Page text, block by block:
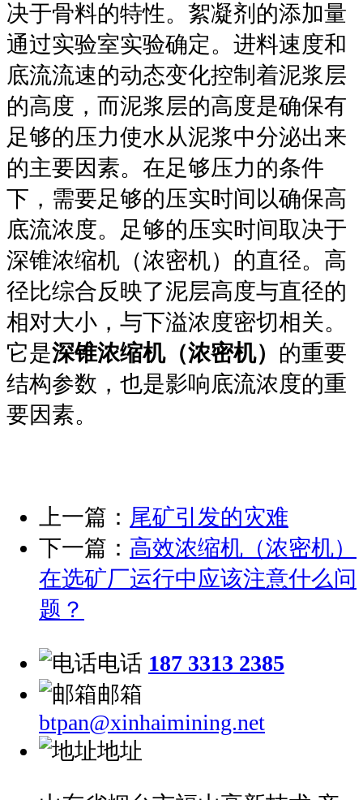
决于骨料的特性。絮凝剂的添加量
通过实验室实验确定。进料速度和
底流流速的动态变化控制着泥浆层
的高度，而泥浆层的高度是确保有
足够的压力使水从泥浆中分泌出来
的主要因素。在足够压力的条件
下，需要足够的压实时间以确保高
底流浓度。足够的压实时间取决于
深锥浓缩机（浓密机）的直径。高
径比综合反映了泥层高度与直径的
相对大小，与下溢浓度密切相关。
它是深锥浓缩机（浓密机） 的重要
结构参数，也是影响底流浓度的重
要因素。
上一篇： 尾矿引发的灾难
下一篇： 高效浓缩机（浓密机）
在选矿厂运行中应该注意什么问
题？
电话 187 3313 2385
邮箱
btpan@xinhaimining.net
地址